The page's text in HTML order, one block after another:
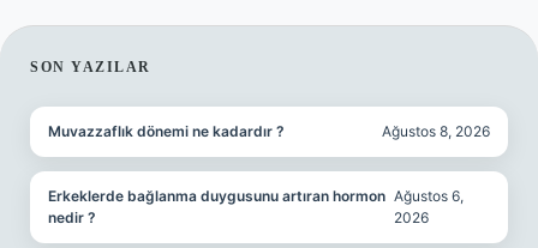
SIDEBAR
SON YAZILAR
Muvazzaflık dönemi ne kadardır ? Ağustos 8, 2026
Erkeklerde bağlanma duygusunu artıran hormon
nedir ?
Ağustos 6,
2026